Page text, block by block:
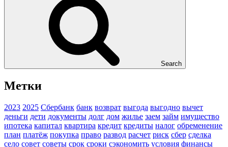
Search
Метки
2023 2025 Сбербанк банк возврат выгода выгодно вычет
деньги дети документы долг дом жилье заем займ имущество
ипотека капитал квартира кредит кредиты налог обременение
план платёж покупка право развод расчет риск сбер сделка
село совет советы срок сроки сэкономить условия финансы